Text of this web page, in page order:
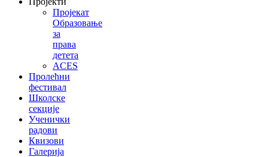
Пројекат
Образовање
за
права
детета
ACES
Пролећни
фестивал
Школске
секције
Ученички
радови
Квизови
Галерија